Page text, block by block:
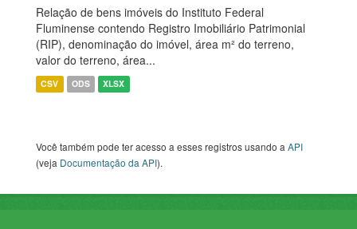
Relação de bens imóveis do Instituto Federal
Fluminense contendo Registro Imobiliário Patrimonial
(RIP), denominação do imóvel, área m² do terreno,
valor do terreno, área...
CSV ODS XLSX
Você também pode ter acesso a esses registros usando aAPI
(veja Documentação da API).